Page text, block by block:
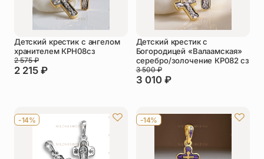
Детский крестик с ангелом
хранителем КРН08сз
2 215 ₽
2 575₽
Детский крестик с
Богородицей «Валаамская»
серебро/золочение КР082 сз
3 010 ₽
3 500₽
-14% -14%